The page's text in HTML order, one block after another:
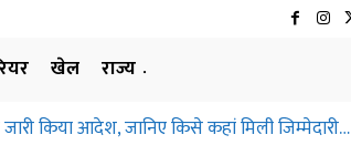
खेल
राज्य
किया आदेश, जानिए किसे कहां मिली जिम्मेदारी…